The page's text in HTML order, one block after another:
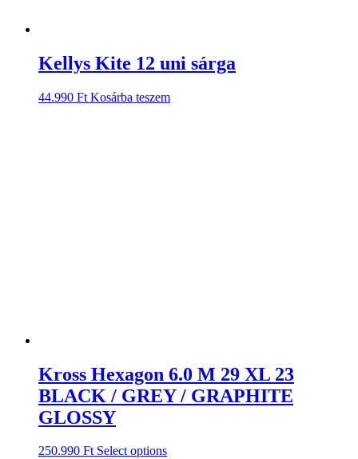
Kellys Kite 12 uni sárga
44.990 Ft Kosárba teszem
Kross Hexagon 6.0 M 29 XL 23
BLACK / GREY / GRAPHITE
GLOSSY
250.990 Ft Select options